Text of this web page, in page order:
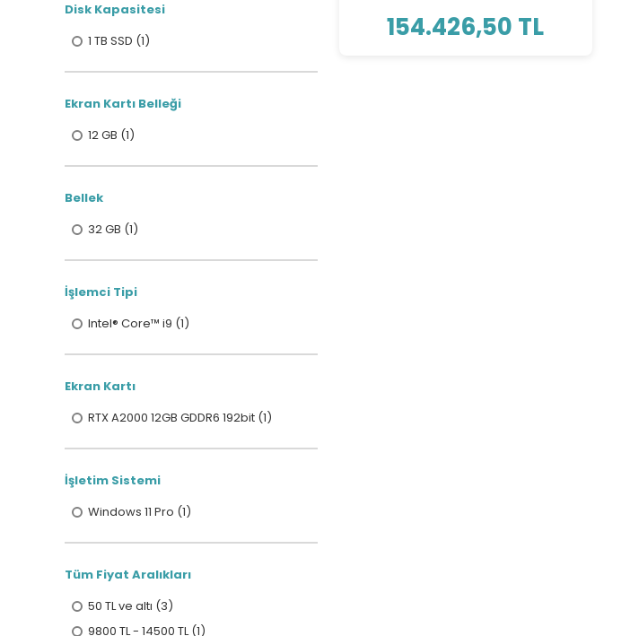
HUAWEI (1)
KEENETIC (2)
QNAP (1)
S-LINK (1)
VIEWSONIC (1)
Disk Kapasitesi
1 TB SSD (1)
Ekran Kartı Belleği
12 GB (1)
Bellek
32 GB (1)
İşlemci Tipi
Intel® Core™ i9 (1)
Ekran Kartı
RTX A2000 12GB GDDR6 192bit (1)
İşletim Sistemi
Windows 11 Pro (1)
Tüm Fiyat Aralıkları
50 TL ve altı (3)
9800 TL - 14500 TL (1)
154.426,50 TL